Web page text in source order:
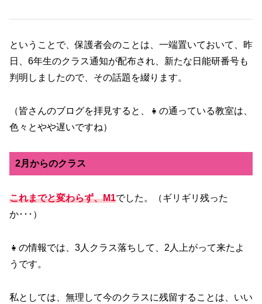
ということで、保護者会のことは、一端置いておいて、昨
日、6年生のクラス通知が配布され、新たな日能研番号も
判明しましたので、その話題を綴ります。
（皆さんのブログを拝見すると、👧の通っている教室は、
色々とやや遅いですね）
2月からのクラス
これまでと変わらず、M1でした。（ギリギリ残った
か･･･）
👧の情報では、3人クラス落ちして、2人上がって来たよ
うです。
私としては、無理して今のクラスに残留することは、いい